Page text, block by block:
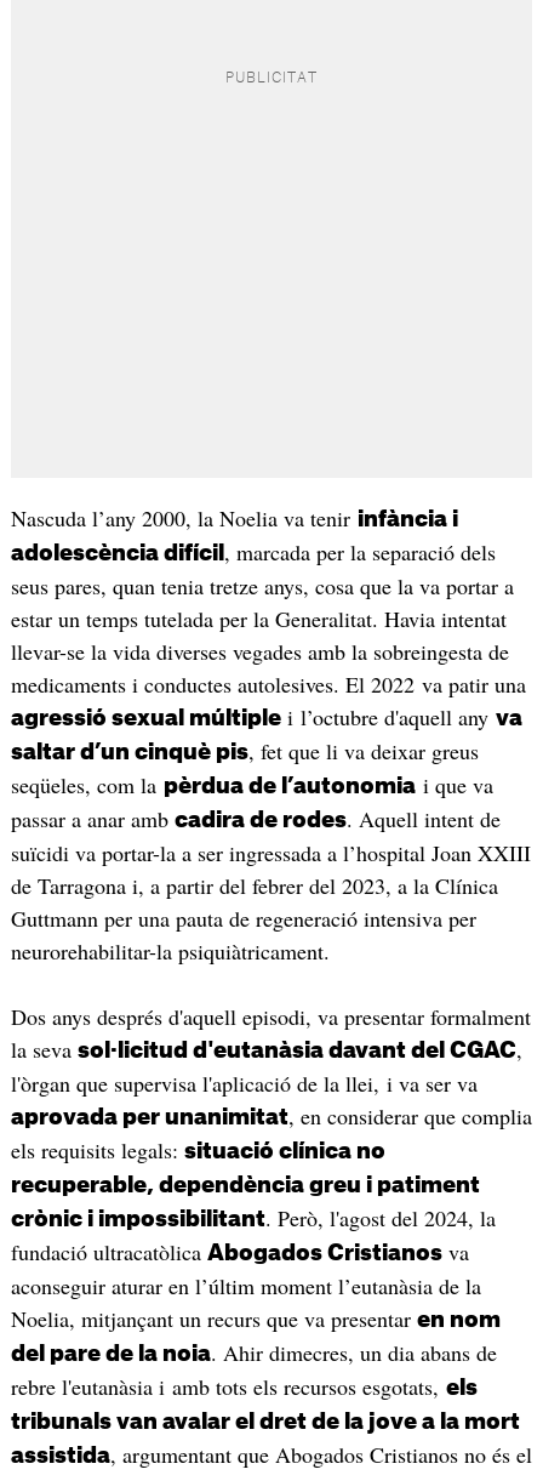
Nascuda l’any 2000, la Noelia va tenir infància i
adolescència difícil , marcada per la separació dels
seus pares, quan tenia tretze anys, cosa que la va portar a
estar un temps tutelada per la Generalitat. Havia intentat
llevar-se la vida diverses vegades amb la sobreingesta de
medicaments i conductes autolesives. El 2022 va patir una
agressió sexual múltiplei l’octubre d'aquell any va
saltar d’un cinquè pis, fet que li va deixar greus
seqüeles, com la pèrdua de l’autonomiai que va
passar a anar amb cadira de rodes. Aquell intent de
suïcidi va portar-la a ser ingressada a l’hospital Joan XXIII
de Tarragona i, a partir del febrer del 2023, a la Clínica
Guttmann per una pauta de regeneració intensiva per
neurorehabilitar-la psiquiàtricament.
Dos anys després d'aquell episodi, va presentar formalment
la seva sol·licitud d'eutanàsia davant del CGAC,
l'òrgan que supervisa l'aplicació de la llei, i va ser va
aprovada per unanimitat, en considerar que complia
els requisits legals: situació clínica no
recuperable, dependència greu i patiment
crònic i impossibilitant. Però, l'agost del 2024, la
fundació ultracatòlica Abogados Cristianosva
aconseguir aturar en l’últim moment l’eutanàsia de la
Noelia, mitjançant un recurs que va presentar en nom
del pare de la noia. Ahir dimecres, un dia abans de
rebre l'eutanàsia i amb tots els recursos esgotats, els
tribunals van avalar el dret de la jove a la mort
assistida, argumentant que Abogados Cristianos no és el